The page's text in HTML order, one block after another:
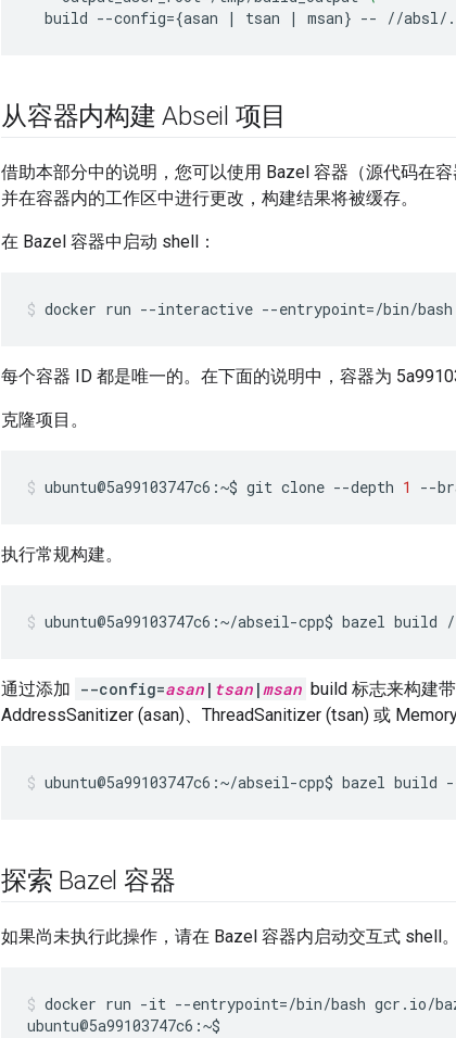
build --config={asan | tsan | msan} -- //absl/
从容器内构建 Abseil 项目
借助本部分中的说明，您可以使用 Bazel 容器（源代码在
并在容器内的工作区中进行更改，构建结果将被缓存。
在 Bazel 容器中启动 shell：
docker run --interactive --entrypoint=/bin/bash
每个容器 ID 都是唯一的。在下面的说明中，容器为
克隆项目。
ubuntu@5a99103747c6:~$ git clone --depth 1 --
执行常规构建。
ubuntu@5a99103747c6:~/abseil-cpp$ bazel build
通过添加 --config=asan | tsan |msan build 标志来构建
AddressSanitizer (asan)、ThreadSanitizer (tsan) 或
ubuntu@5a99103747c6:~/abseil-cpp$ bazel build
探索 Bazel 容器
如果尚未执行此操作，请在 Bazel 容器内启动交互式 shell。
docker run -it --entrypoint=/bin/bash gcr.io/
ubuntu@5a99103747c6:~$